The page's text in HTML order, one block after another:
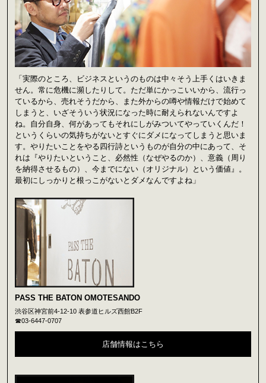
「実際のところ、ビジネスというのものは中々そう上手くはいきま
せん。常に危機に瀕したりして。ただ単にかっこいいから、流行っ
ているから、売れそうだから、また外からの噂や情報だけで始めて
しまうと、いざそういう状況になった時に耐えられないんですよ
ね。自分自身、何があってもそれにしがみついてやっていくんだ！
というくらいの気持ちがないとすぐにダメになってしまうと思いま
す。やりたいことをやる四行詩というものが自分の中にあって、そ
れは『やりたいということ、必然性（なぜやるのか）、意義（周り
を納得させるもの）、今までにない（オリジナル）という価値』。
最初にしっかりと根っこがないとダメなんですよね」
PASS THE BATON OMOTESANDO
渋谷区神宮前4-12-10 表参道ヒルズ西館B2F
☎03-6447-0707
店舗情報はこちら